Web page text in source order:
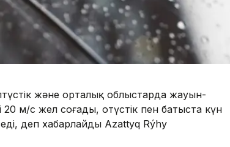
және орталық облыстарда жауын-
м/с жел соғады, оңтүстік пен батыста күн
деп хабарлайды Azattyq Rýhy